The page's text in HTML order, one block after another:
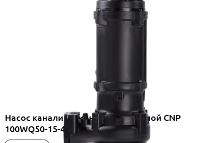
Насос канализационный погружной CNP
100WQ50-15-4AC(I)+TOS-100